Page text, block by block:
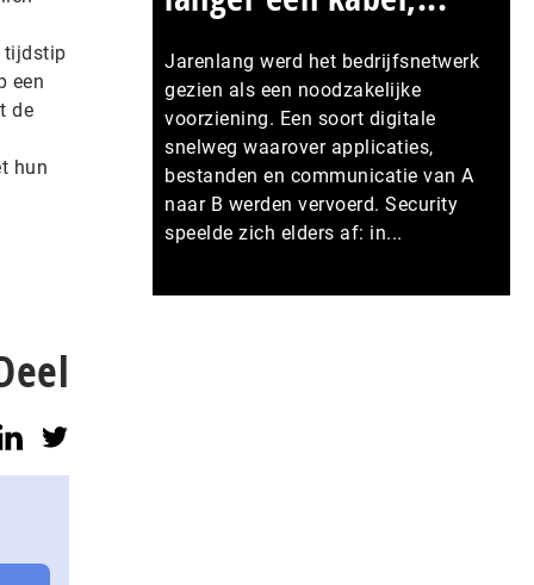
tijdstip
een
de
hun
Jarenlang werd het bedrijfsnetwerk
gezien als een noodzakelijke
voorziening. Een soort digitale
snelweg waarover applicaties,
bestanden en communicatie van A
naar B werden vervoerd. Security
speelde zich elders af: in...